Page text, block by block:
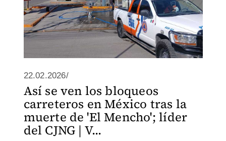
22.02.2026/
Así se ven los bloqueos
carreteros en México tras la
muerte de 'El Mencho'; líder
del CJNG | V...